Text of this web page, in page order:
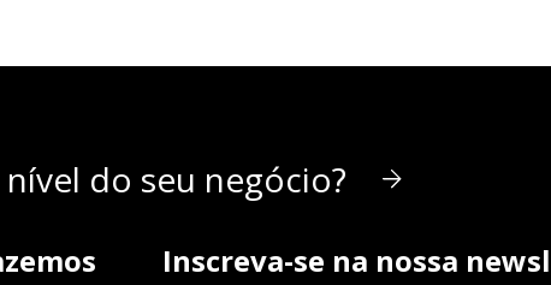
do seu negócio?
Inscreva-se na nossa